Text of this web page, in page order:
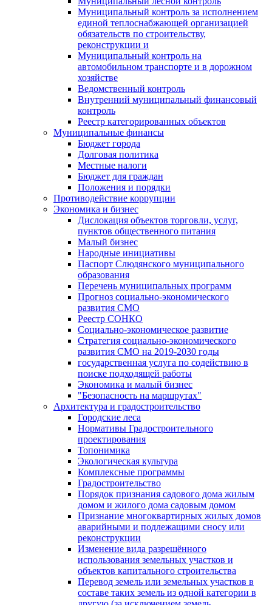
Муниципальный контроль за исполнением
единой теплоснабжающей организацией
обязательств по строительству,
реконструкции и
Муниципальный контроль на
автомобильном транспорте и в дорожном
хозяйстве
Ведомственный контроль
Внутренний муниципальный финансовый
контроль
Реестр категорированных объектов
Муниципальные финансы
Бюджет города
Долговая политика
Местные налоги
Бюджет для граждан
Положения и порядки
Противодействие коррупции
Экономика и бизнес
Дислокация объектов торговли, услуг,
пунктов общественного питания
Малый бизнес
Народные инициативы
Паспорт Слюдянского муниципального
образования
Перечень муниципальных программ
Прогноз социально-экономического
развития СМО
Реестр СОНКО
Социально-экономическое развитие
Стратегия социально-экономического
развития СМО на 2019-2030 годы
государственная услуга по содействию в
поиске подходящей работы
Экономика и малый бизнес
"Безопасность на маршрутах"
Архитектура и градостроительство
Городские леса
Нормативы Градостроительного
проектирования
Топонимика
Экологическая культура
Комплексные программы
Градостроительство
Порядок признания садового дома жилым
домом и жилого дома садовым домом
Признание многоквартирных жилых домов
аварийными и подлежащими сносу или
реконструкции
Изменение вида разрешённого
использования земельных участков и
объектов капитального строительства
Перевод земель или земельных участков в
составе таких земель из одной категории в